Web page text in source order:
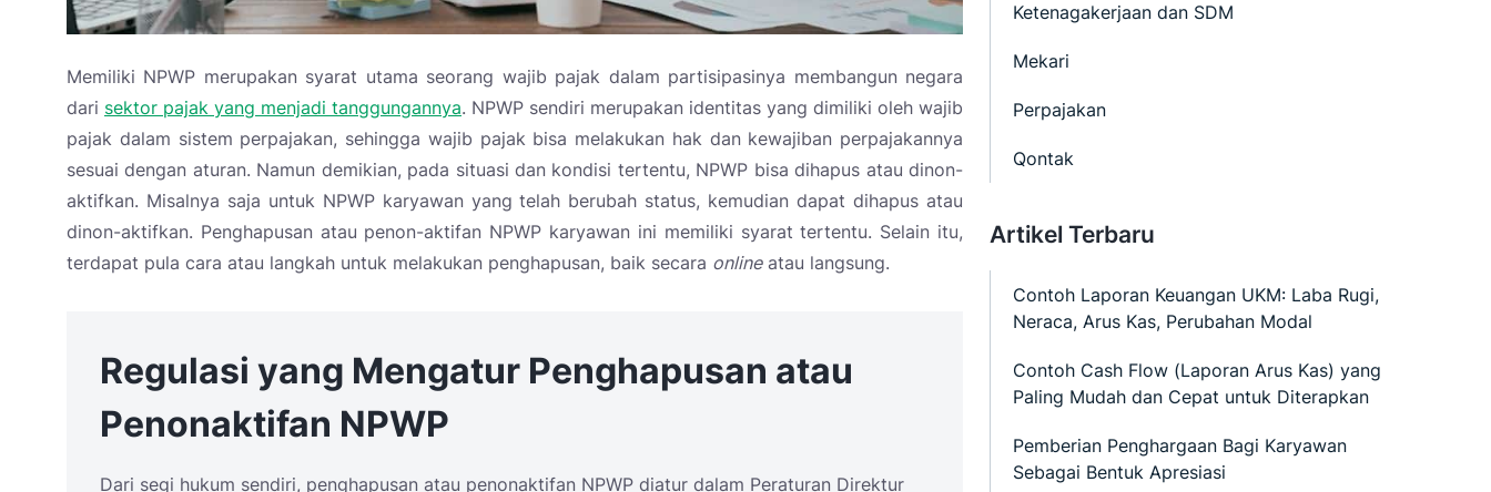
Memiliki NPWP merupakan syarat utama seorang wajib pajak dalam partisipasinya membangun negara
dari sektor pajak yang menjadi tanggungannya. NPWP sendiri merupakan identitas yang dimiliki oleh wajib
pajak dalam sistem perpajakan, sehingga wajib pajak bisa melakukan hak dan kewajiban perpajakannya
sesuai dengan aturan. Namun demikian, pada situasi dan kondisi tertentu, NPWP bisa dihapus atau dinon-
aktifkan. Misalnya saja untuk NPWP karyawan yang telah berubah status, kemudian dapat dihapus atau
dinon-aktifkan. Penghapusan atau penon-aktifan NPWP karyawan ini memiliki syarat tertentu. Selain itu,
terdapat pula cara atau langkah untuk melakukan penghapusan, baik secara onlineatau langsung.
Regulasi yang Mengatur Penghapusan atau
Penonaktifan NPWP
Dari segi hukum sendiri, penghapusan atau penonaktifan NPWP diatur dalam Peraturan Direktur
Ketenagakerjaan dan SDM
Mekari
Perpajakan
Qontak
Artikel Terbaru
Contoh Laporan Keuangan UKM: Laba Rugi,
Neraca, Arus Kas, Perubahan Modal
Contoh Cash Flow (Laporan Arus Kas) yang
Paling Mudah dan Cepat untuk Diterapkan
Pemberian Penghargaan Bagi Karyawan
Sebagai Bentuk Apresiasi